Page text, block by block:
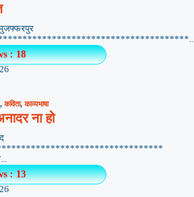
: 18
,कविता,काव्यभाषा
ना हो
: 13